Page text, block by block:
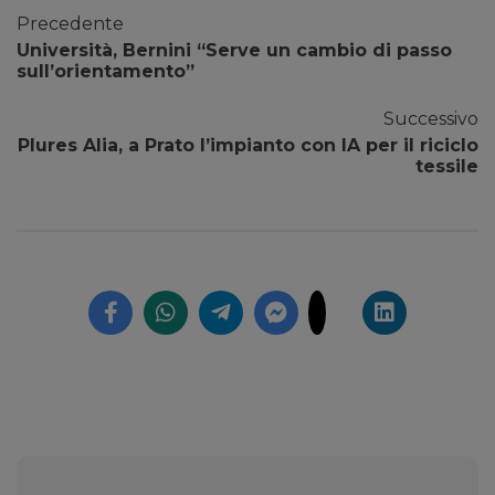
Precedente
Università, Bernini “Serve un cambio di passo
sull’orientamento”
Successivo
Plures Alia, a Prato l’impianto con IA per il riciclo
tessile